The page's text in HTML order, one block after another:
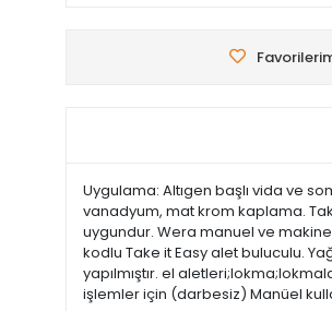
Uygulama: Altıgen başlı vida ve
vanadyum, mat krom kaplama.
uygundur. Wera manuel ve makine
kodlu Take it Easy alet buluculu.
yapılmıştır. el
işlemler için (darbesiz) Manüel